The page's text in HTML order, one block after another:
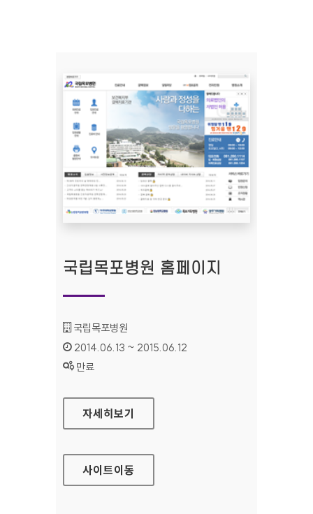
국립목포병원 홈페이지
기관명 :
국립목포병원
인증기간 :
2014.06.13 ~ 2015.06.12
상태 :
만료
국립목포병원 홈페이지
자세히보기
사이트이동